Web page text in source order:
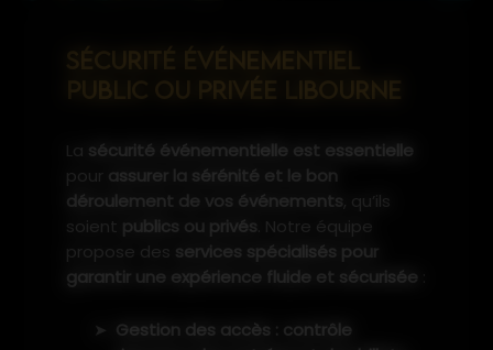
SÉCURITÉ ÉVÉNEMENTIEL
PUBLIC OU PRIVÉE LIBOURNE
La sécurité événementielle est essentielle
pour
assurer la sérénité et le bon
déroulement de vos événements, qu’ils
soient publics ou privés . Notre équipe
propose des services spécialisés pour
garantir une expérience fluide et sécurisée
Gestion des accès : contrôle